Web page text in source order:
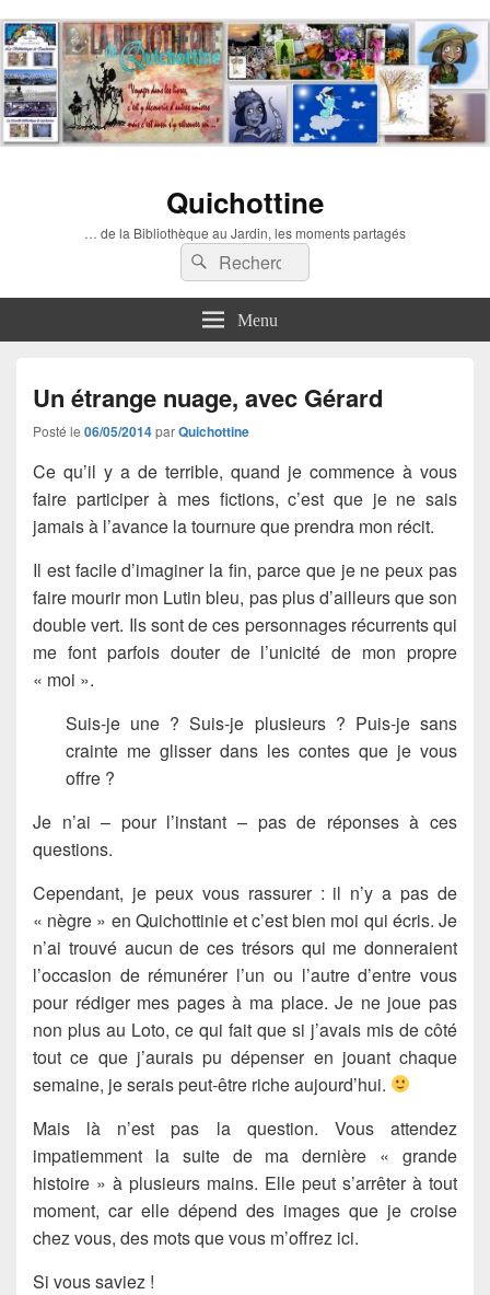
Quichottine
… de la Bibliothèque au Jardin, les moments partagés
Recherche :
Rechercher
Menu
Un étrange nuage, avec Gérard
Posté le 06/05/2014parQuichottine
Ce qu’il y a de terrible, quand je commence à vous
faire participer à mes fictions, c’est que je ne sais
jamais à l’avance la tournure que prendra mon récit.
Il est facile d’imaginer la fin, parce que je ne peux pas
faire mourir mon Lutin bleu, pas plus d’ailleurs que son
double vert. Ils sont de ces personnages récurrents qui
me font parfois douter de l’unicité de mon propre
« moi ».
Suis-je une ? Suis-je plusieurs ? Puis-je sans
crainte me glisser dans les contes que je vous
offre ?
Je n’ai – pour l’instant – pas de réponses à ces
questions.
Cependant, je peux vous rassurer : il n’y a pas de
« nègre » en Quichottinie et c’est bien moi qui écris. Je
n’ai trouvé aucun de ces trésors qui me donneraient
l’occasion de rémunérer l’un ou l’autre d’entre vous
pour rédiger mes pages à ma place. Je ne joue pas
non plus au Loto, ce qui fait que si j’avais mis de côté
tout ce que j’aurais pu dépenser en jouant chaque
semaine, je serais peut-être riche aujourd’hui.
Mais là n’est pas la question. Vous attendez
impatiemment la suite de ma dernière « grande
histoire » à plusieurs mains. Elle peut s’arrêter à tout
moment, car elle dépend des images que je croise
chez vous, des mots que vous m’offrez ici.
Si vous saviez !